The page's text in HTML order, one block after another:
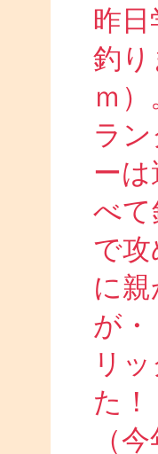
昨
釣り
ｍ
ラ
ー
べ
で
に
が
リ
た！
（